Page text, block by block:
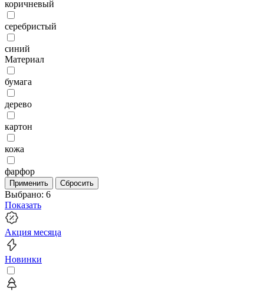
коричневый
серебристый
синий
Материал
бумага
дерево
картон
кожа
фарфор
Применить Сбросить
Выбрано: 6
Показать
Акция месяца
Новинки